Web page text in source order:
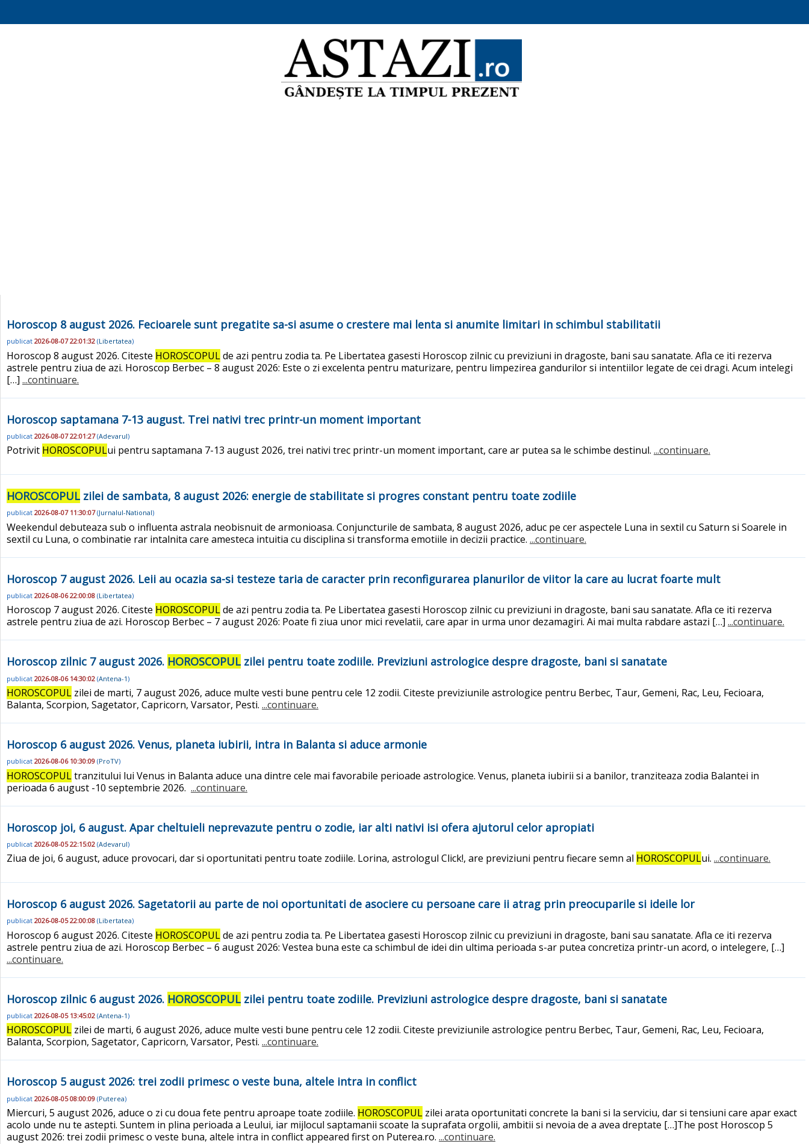
Horoscop 8 august 2026. Fecioarele sunt pregatite sa-si asume o crestere mai lenta si anumite limitari in schimbul stabilitatii
publicat 2026-08-07 22:01:32 (Libertatea)
Horoscop 8 august 2026. Citeste HOROSCOPULde azi pentru zodia ta. Pe Libertatea gasesti Horoscop zilnic cu previziuni in dragoste, bani sau sanatate. Afla ce iti rezerva
astrele pentru ziua de azi. Horoscop Berbec – 8 august 2026: Este o zi excelenta pentru maturizare, pentru limpezirea gandurilor si intentiilor legate de cei dragi. Acum intelegi
[…] ...continuare.
Horoscop saptamana 7-13 august. Trei nativi trec printr-un moment important
publicat 2026-08-07 22:01:27(Adevarul)
Potrivit HOROSCOPULui pentru saptamana 7-13 august 2026, trei nativi trec printr-un moment important, care ar putea sa le schimbe destinul. ...continuare.
HOROSCOPUL zilei de sambata, 8 august 2026: energie de stabilitate si progres constant pentru toate zodiile
publicat 2026-08-07 11:30:07(Jurnalul-National)
Weekendul debuteaza sub o influenta astrala neobisnuit de armonioasa. Conjuncturile de sambata, 8 august 2026, aduc pe cer aspectele Luna in sextil cu Saturn si Soarele in
sextil cu Luna, o combinatie rar intalnita care amesteca intuitia cu disciplina si transforma emotiile in decizii practice. ...continuare.
Horoscop 7 august 2026. Leii au ocazia sa-si testeze taria de caracter prin reconfigurarea planurilor de viitor la care au lucrat foarte mult
publicat 2026-08-06 22:00:08 (Libertatea)
Horoscop 7 august 2026. Citeste HOROSCOPULde azi pentru zodia ta. Pe Libertatea gasesti Horoscop zilnic cu previziuni in dragoste, bani sau sanatate. Afla ce iti rezerva
astrele pentru ziua de azi. Horoscop Berbec – 7 august 2026: Poate fi ziua unor mici revelatii, care apar in urma unor dezamagiri. Ai mai multa rabdare astazi […] ...continuare.
Horoscop zilnic 7 august 2026. HOROSCOPUL zilei pentru toate zodiile. Previziuni astrologice despre dragoste, bani si sanatate
publicat 2026-08-06 14:30:02 (Antena-1)
HOROSCOPUL zilei de marti, 7 august 2026, aduce multe vesti bune pentru cele 12 zodii. Citeste previziunile astrologice pentru Berbec, Taur, Gemeni, Rac, Leu, Fecioara,
Balanta, Scorpion, Sagetator, Capricorn, Varsator, Pesti. ...continuare.
Horoscop 6 august 2026. Venus, planeta iubirii, intra in Balanta si aduce armonie
publicat 2026-08-06 10:30:09 (ProTV)
HOROSCOPULtranzitului lui Venus in Balanta aduce una dintre cele mai favorabile perioade astrologice. Venus, planeta iubirii si a banilor, tranziteaza zodia Balantei in
perioada 6 august -10 septembrie 2026. ...continuare.
Horoscop joi, 6 august. Apar cheltuieli neprevazute pentru o zodie, iar alti nativi isi ofera ajutorul celor apropiati
publicat 2026-08-05 22:15:02 (Adevarul)
Ziua de joi, 6 august, aduce provocari, dar si oportunitati pentru toate zodiile. Lorina, astrologul Click!, are previziuni pentru fiecare semn al HOROSCOPULui. ...continuare.
Horoscop 6 august 2026. Sagetatorii au parte de noi oportunitati de asociere cu persoane care ii atrag prin preocuparile si ideile lor
publicat 2026-08-05 22:00:08 (Libertatea)
Horoscop 6 august 2026. Citeste HOROSCOPULde azi pentru zodia ta. Pe Libertatea gasesti Horoscop zilnic cu previziuni in dragoste, bani sau sanatate. Afla ce iti rezerva
astrele pentru ziua de azi. Horoscop Berbec – 6 august 2026: Vestea buna este ca schimbul de idei din ultima perioada s-ar putea concretiza printr-un acord, o intelegere, […]
...continuare.
Horoscop zilnic 6 august 2026. HOROSCOPUL zilei pentru toate zodiile. Previziuni astrologice despre dragoste, bani si sanatate
publicat 2026-08-05 13:45:02 (Antena-1)
HOROSCOPUL zilei de marti, 6 august 2026, aduce multe vesti bune pentru cele 12 zodii. Citeste previziunile astrologice pentru Berbec, Taur, Gemeni, Rac, Leu, Fecioara,
Balanta, Scorpion, Sagetator, Capricorn, Varsator, Pesti. ...continuare.
Horoscop 5 august 2026: trei zodii primesc o veste buna, altele intra in conflict
publicat 2026-08-05 08:00:09 (Puterea)
Miercuri, 5 august 2026, aduce o zi cu doua fete pentru aproape toate zodiile. HOROSCOPUL zilei arata oportunitati concrete la bani si la serviciu, dar si tensiuni care apar exact
acolo unde nu te astepti. Suntem in plina perioada a Leului, iar mijlocul saptamanii scoate la suprafata orgolii, ambitii si nevoia de a avea dreptate […]The post Horoscop 5
august 2026: trei zodii primesc o veste buna, altele intra in conflict appeared first on Puterea.ro. ...continuare.